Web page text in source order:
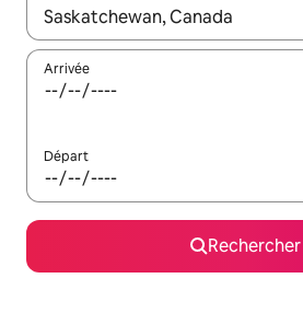
Lorsque les résultats s'affichent,
Arrivée
Départ
Rechercher